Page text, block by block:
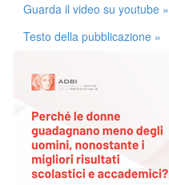
Guarda il video su youtube »
Testo della pubblicazione »